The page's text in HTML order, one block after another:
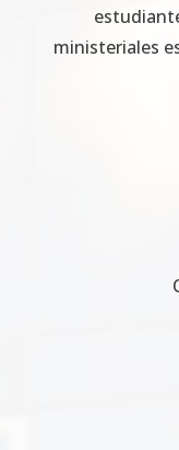
ministeriales